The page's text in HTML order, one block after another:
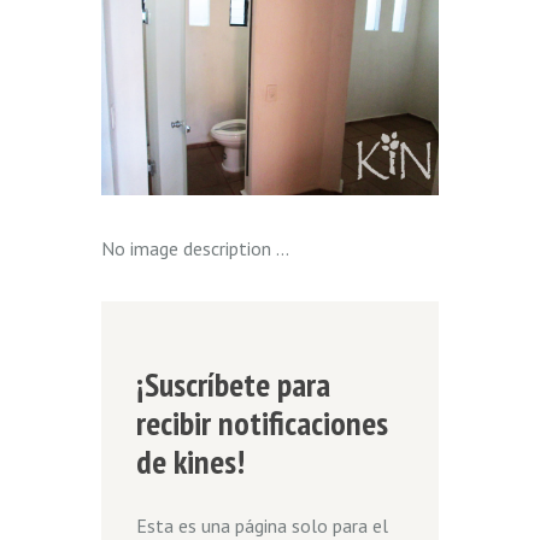
No image description ...
¡Suscríbete para
recibir notificaciones
de kines!
Esta es una página solo para el